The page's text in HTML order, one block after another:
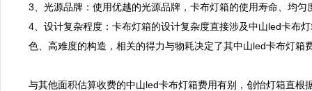
3、光源品牌：使用优越的光源品牌，卡布灯箱的使用寿命、均
4、设计复杂程度：卡布灯箱的设计复杂度直接涉及中山led卡布
色、高难度的构造，相关的得力与物耗决定了其中山led卡布灯箱
与其他面积估算收费的中山led卡布灯箱费用有别，创怡灯箱直